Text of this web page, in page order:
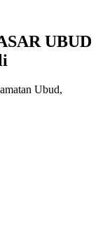
UBUD
Ubud,